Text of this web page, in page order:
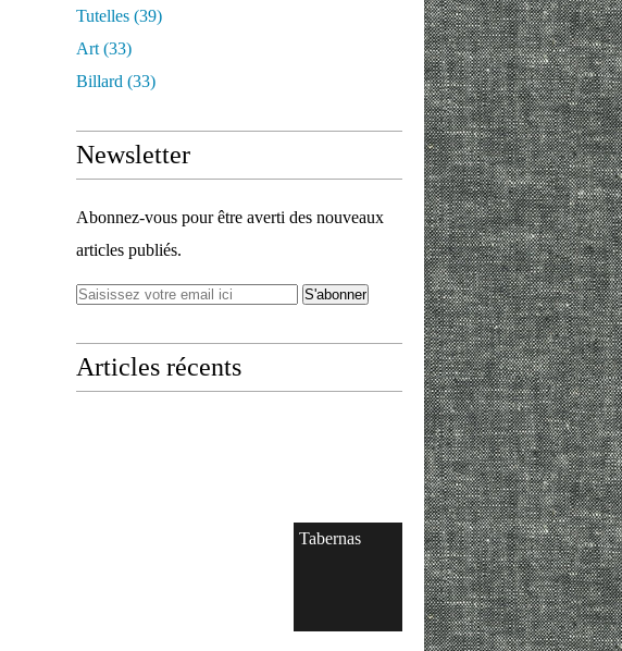
Tutelles (39)
Art (33)
Billard (33)
Newsletter
Abonnez-vous pour être averti des nouveaux
articles publiés.
Articles récents
Tabernas